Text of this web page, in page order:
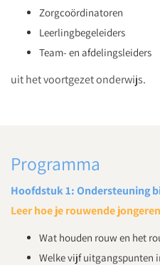
Zorgcoördinatoren
Leerlingbegeleiders
Team- en afdelingsleiders
uit het voortgezet onderwijs.
Programma
Hoofdstuk 1: Ondersteuning
Leer hoe je rouwende
Wat houden rouw en het
Welke vijf uitgangspunten